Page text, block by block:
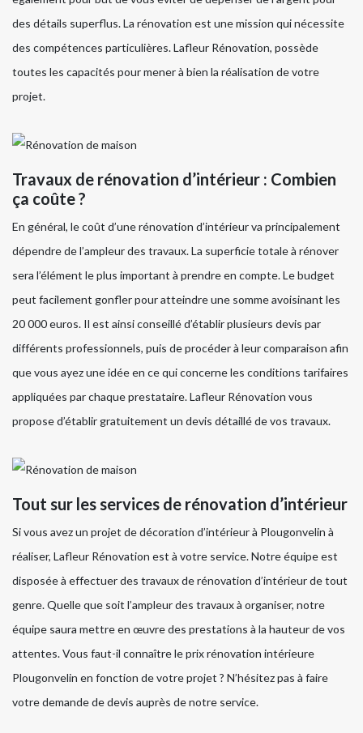
des détails superflus. La rénovation est une mission qui nécessite
des compétences particulières. Lafleur Rénovation, possède
toutes les capacités pour mener à bien la réalisation de votre
projet.
Travaux de rénovation d’intérieur : Combien
ça coûte ?
En général, le coût d’une rénovation d’intérieur va principalement
dépendre de l’ampleur des travaux. La superficie totale à rénover
sera l’élément le plus important à prendre en compte. Le budget
peut facilement gonfler pour atteindre une somme avoisinant les
20 000 euros. Il est ainsi conseillé d’établir plusieurs devis par
différents professionnels, puis de procéder à leur comparaison afin
que vous ayez une idée en ce qui concerne les conditions tarifaires
appliquées par chaque prestataire. Lafleur Rénovation vous
propose d’établir gratuitement un devis détaillé de vos travaux.
Tout sur les services de rénovation d’intérieur
Si vous avez un projet de décoration d’intérieur à Plougonvelin à
réaliser, Lafleur Rénovation est à votre service. Notre équipe est
disposée à effectuer des travaux de rénovation d’intérieur de tout
genre. Quelle que soit l’ampleur des travaux à organiser, notre
équipe saura mettre en œuvre des prestations à la hauteur de vos
attentes. Vous faut-il connaître le prix rénovation intérieure
Plougonvelin en fonction de votre projet ? N’hésitez pas à faire
votre demande de devis auprès de notre service.